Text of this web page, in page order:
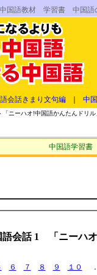
国語教材 学習書 中国
会話きまり文句編 中
「ニーハオ!中国語かんたんドリル
中国語学習書
会話 1 「ニーハオ!
６ ７ ８ ９ １０